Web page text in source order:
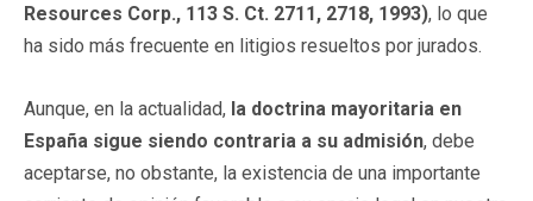
Resources Corp., 113 S. Ct. 2711, 2718, 1993), lo que
ha sido más frecuente en litigios resueltos por jurados.
Aunque, en la actualidad, la doctrina mayoritaria en
España sigue siendo contraria a su admisión, debe
aceptarse, no obstante, la existencia de una importante